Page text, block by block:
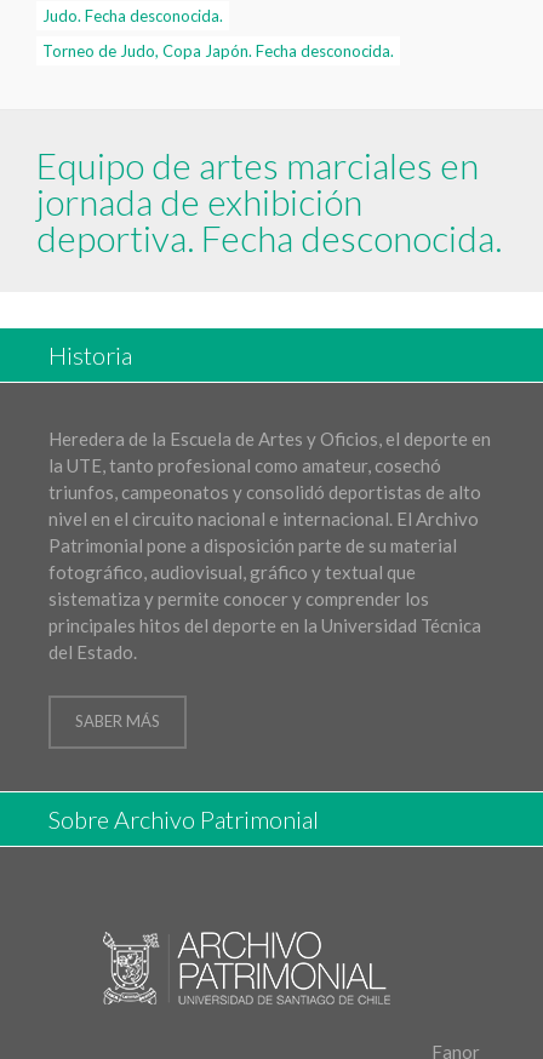
Judo. Fecha desconocida.
Torneo de Judo, Copa Japón. Fecha desconocida.
Equipo de artes marciales en
jornada de exhibición
deportiva. Fecha desconocida.
Historia
Heredera de la Escuela de Artes y Oficios, el deporte en
la UTE, tanto profesional como amateur, cosechó
triunfos, campeonatos y consolidó deportistas de alto
nivel en el circuito nacional e internacional. El Archivo
Patrimonial pone a disposición parte de su material
fotográfico, audiovisual, gráfico y textual que
sistematiza y permite conocer y comprender los
principales hitos del deporte en la Universidad Técnica
del Estado.
SABER MÁS
Sobre Archivo Patrimonial
Fanor